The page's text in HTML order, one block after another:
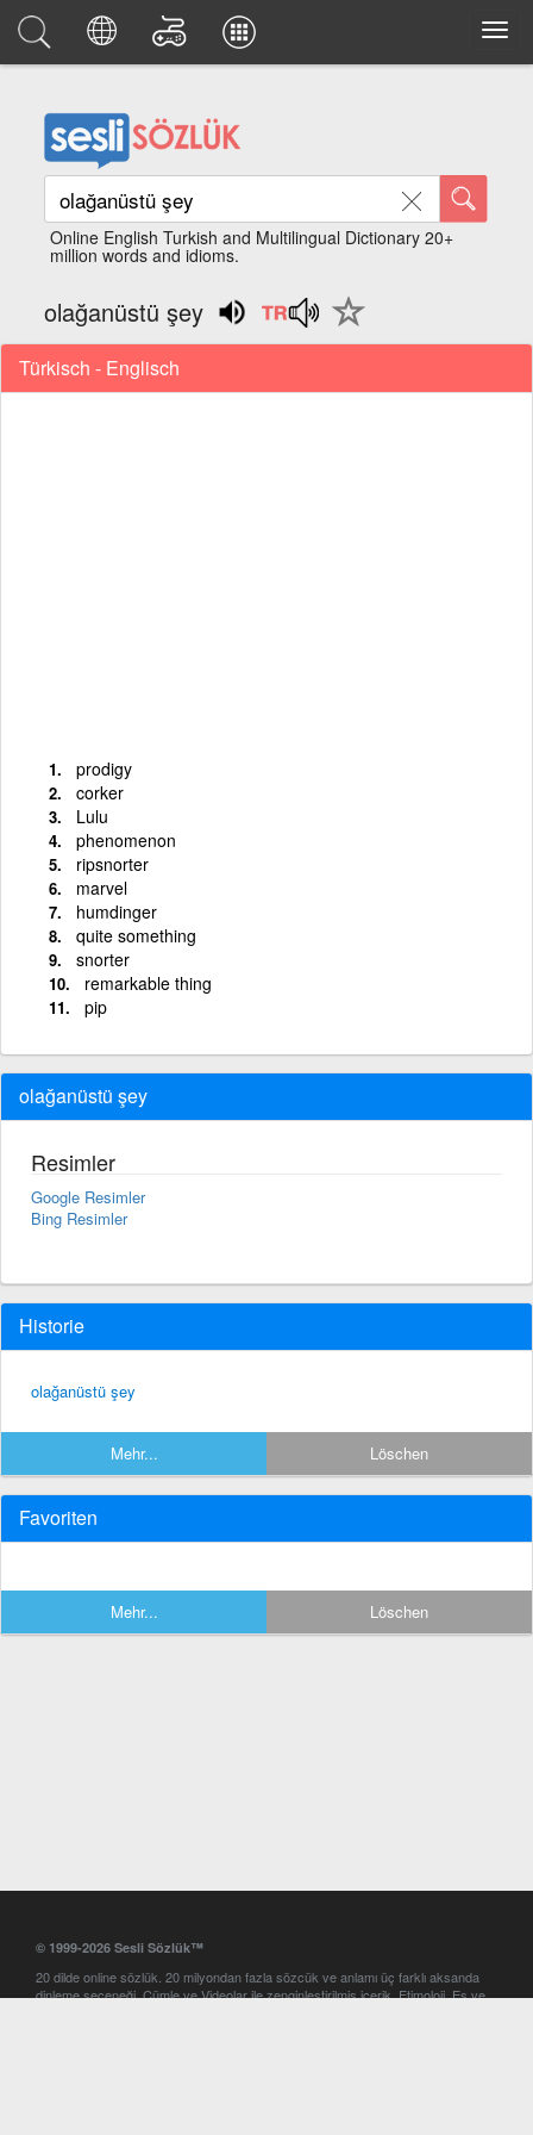
Online English Turkish and Multilingual Dictionary 20+
million words and idioms.
olağanüstü şey
Türkisch - Englisch
prodigy
corker
Lulu
phenomenon
ripsnorter
marvel
humdinger
quite something
snorter
remarkable thing
pip
olağanüstü şey
Resimler
Google Resimler
Bing Resimler
Historie
olağanüstü şey
Mehr... Löschen
Favoriten
Mehr... Löschen
© 1999-2026 Sesli Sözlük™
20 dilde online sözlük. 20 milyondan fazla sözcük ve anlamı üç farklı aksanda
dinleme seçeneği. Cümle ve Videolar ile zenginleştirilmiş içerik. Etimoloji, Eş ve